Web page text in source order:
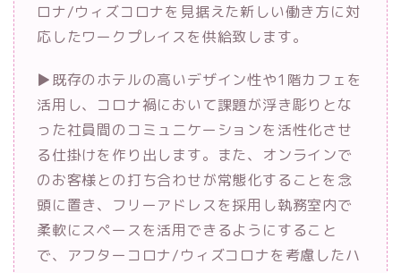
ロナ/ウィズコロナを見据えた新しい働き方に対
応したワークプレイスを供給致します。
▶︎既存のホテルの高いデザイン性や1階カフェを
活用し、コロナ禍において課題が浮き彫りとな
った社員間のコミュニケーションを活性化させ
る仕掛けを作り出します。また、オンラインで
のお客様との打ち合わせが常態化することを念
頭に置き、フリーアドレスを採用し執務室内で
柔軟にスペースを活用できるようにすること
で、アフターコロナ/ウィズコロナを考慮したハ